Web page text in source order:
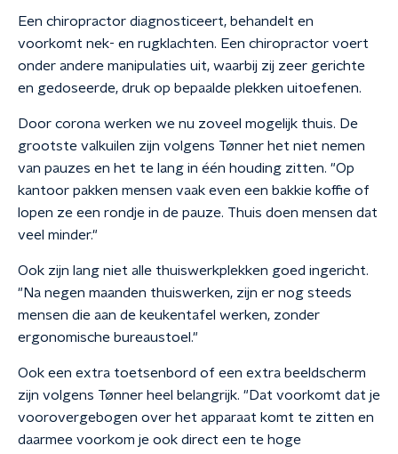
Een chiropractor diagnosticeert, behandelt en
voorkomt nek- en rugklachten. Een chiropractor voert
onder andere manipulaties uit, waarbij zij zeer gerichte
en gedoseerde, druk op bepaalde plekken uitoefenen.
Door corona werken we nu zoveel mogelijk thuis. De
grootste valkuilen zijn volgens Tønner het niet nemen
van pauzes en het te lang in één houding zitten. "Op
kantoor pakken mensen vaak even een bakkie koffie of
lopen ze een rondje in de pauze. Thuis doen mensen dat
veel minder."
Ook zijn lang niet alle thuiswerkplekken goed ingericht.
"Na negen maanden thuiswerken, zijn er nog steeds
mensen die aan de keukentafel werken, zonder
ergonomische bureaustoel."
Ook een extra toetsenbord of een extra beeldscherm
zijn volgens Tønner heel belangrijk. "Dat voorkomt dat je
voorovergebogen over het apparaat komt te zitten en
daarmee voorkom je ook direct een te hoge